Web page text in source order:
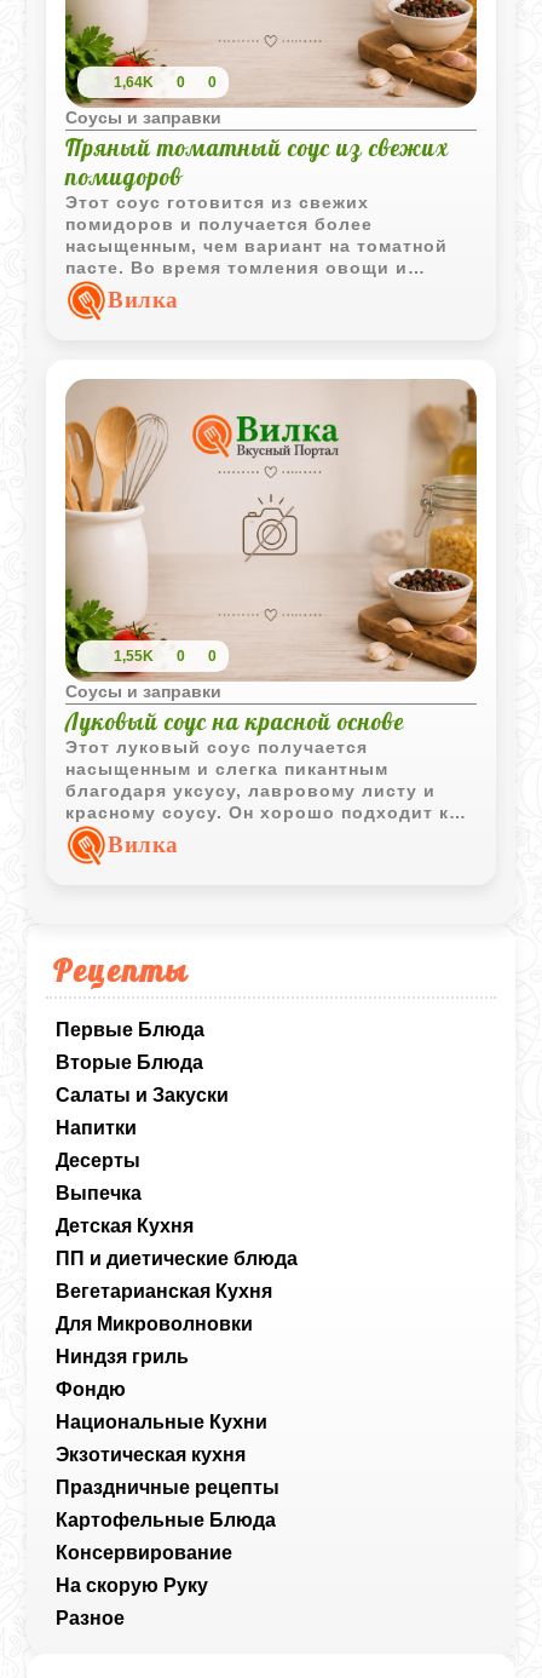
Рецепты
Первые Блюда
Вторые Блюда
Салаты и Закуски
Напитки
Десерты
Выпечка
Детская Кухня
ПП и диетические блюда
Вегетарианская Кухня
Для Микроволновки
Ниндзя гриль
Фондю
Национальные Кухни
Экзотическая кухня
Праздничные рецепты
Картофельные Блюда
Консервирование
На скорую Руку
Разное
1,64K 0 0
Соусы и заправки
Пряный томатный соус из свежих
помидоров
Этот соус готовится из свежих
помидоров и получается более
насыщенным, чем вариант на томатной
пасте. Во время томления овощи и
специи постепенно раскрывают вкус,
делая соус густым и ароматным.
Вилка
1,55K 0 0
Соусы и заправки
Луковый соус на красной основе
Этот луковый соус получается
насыщенным и слегка пикантным
благодаря уксусу, лавровому листу и
красному соусу. Он хорошо подходит к
мясу и горячим закускам.
Вилка